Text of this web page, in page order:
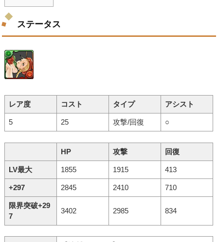
ステータス
レア度 コスト タイプ アシスト
5 25 攻撃/回復 ○
HP 攻撃 回復
LV最大 1855 1915 413
+297 2845 2410 710
限界突破+29
7
3402 2985 834